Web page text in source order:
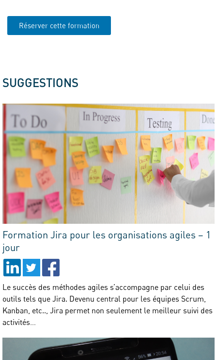
Réserver cette formation
SUGGESTIONS
Formation Jira pour les organisations agiles – 1
jour
Le succès des méthodes agiles s’accompagne par celui des
outils tels que Jira. Devenu central pour les équipes Scrum,
Kanban, etc.., Jira permet non seulement le meilleur suivi des
activités…